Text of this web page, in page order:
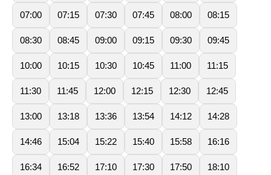
07:00 07:15 07:30 07:45 08:00 08:15
08:30 08:45 09:00 09:15 09:30 09:45
10:00 10:15 10:30 10:45 11:00 11:15
11:30 11:45 12:00 12:15 12:30 12:45
13:00 13:18 13:36 13:54 14:12 14:28
14:46 15:04 15:22 15:40 15:58 16:16
16:34 16:52 17:10 17:30 17:50 18:10